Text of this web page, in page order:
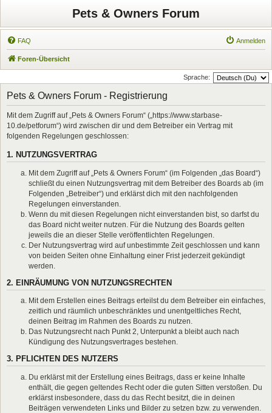
Pets & Owners Forum
FAQ Anmelden
Foren-Übersicht
Sprache:
Pets & Owners Forum - Registrierung
Mit dem Zugriff auf „Pets & Owners Forum“ („https://www.starbase-
10.de/petforum“) wird zwischen dir und dem Betreiber ein Vertrag mit
folgenden Regelungen geschlossen:
1. NUTZUNGSVERTRAG
Mit dem Zugriff auf „Pets & Owners Forum“ (im Folgenden „das Board“)
schließt du einen Nutzungsvertrag mit dem Betreiber des Boards ab (im
Folgenden „Betreiber“) und erklärst dich mit den nachfolgenden
Regelungen einverstanden.
Wenn du mit diesen Regelungen nicht einverstanden bist, so darfst du
das Board nicht weiter nutzen. Für die Nutzung des Boards gelten
jeweils die an dieser Stelle veröffentlichten Regelungen.
Der Nutzungsvertrag wird auf unbestimmte Zeit geschlossen und kann
von beiden Seiten ohne Einhaltung einer Frist jederzeit gekündigt
werden.
2. EINRÄUMUNG VON NUTZUNGSRECHTEN
Mit dem Erstellen eines Beitrags erteilst du dem Betreiber ein einfaches,
zeitlich und räumlich unbeschränktes und unentgeltliches Recht,
deinen Beitrag im Rahmen des Boards zu nutzen.
Das Nutzungsrecht nach Punkt 2, Unterpunkt a bleibt auch nach
Kündigung des Nutzungsvertrages bestehen.
3. PFLICHTEN DES NUTZERS
Du erklärst mit der Erstellung eines Beitrags, dass er keine Inhalte
enthält, die gegen geltendes Recht oder die guten Sitten verstoßen. Du
erklärst insbesondere, dass du das Recht besitzt, die in deinen
Beiträgen verwendeten Links und Bilder zu setzen bzw. zu verwenden.